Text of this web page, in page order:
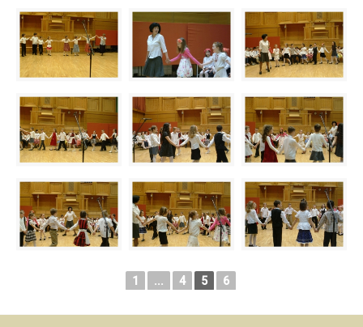
1 ... 4 5 6